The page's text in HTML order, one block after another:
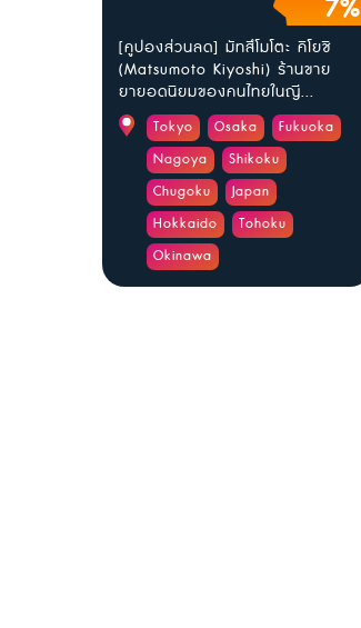
[คูปองส่วนลด] มัทสึโมโตะ คิโยชิ
(Matsumoto Kiyoshi) ร้านขาย
ยายอดนิยมของคนไทยในญี...
Tokyo Osaka
Fukuoka
Nagoya
Shikoku
Chugoku
Japan
Hokkaido
Tohoku
Okinawa